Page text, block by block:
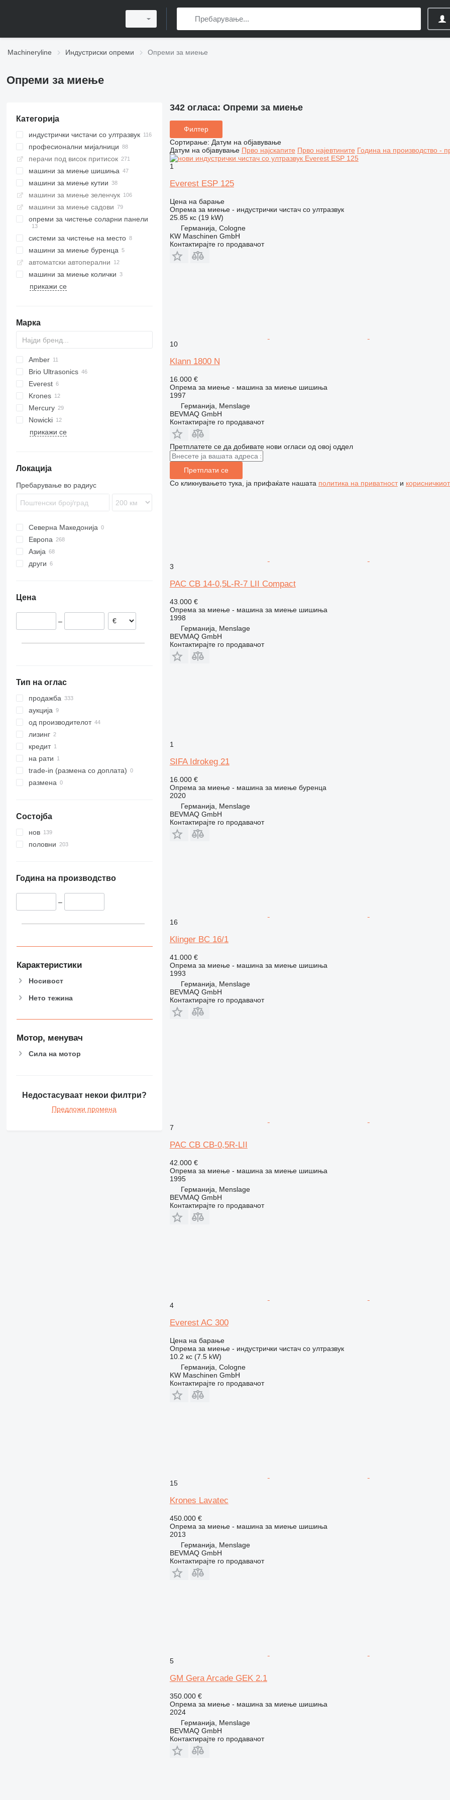
Machineryline Индустриски опреми Опреми за миење
Опреми за миење
Категорија
индустрички чистачи со ултразвук
професионални мијалници
перачи под висок притисок
машини за миење шишиња
машини за миење кутии
машини за миење зеленчук
машини за миење садови
опреми за чистење соларни панели
системи за чистење на место
машини за миење буренца
автоматски автоперални
машини за миење колички
прикажи се
Марка
Amber
Brio Ultrasonics
Everest
Krones
Mercury
Nowicki
прикажи се
Локација
Пребарување во радиус
Северна Македонија
Европа
Германија
Обединето Кралство
Словачка
Азија
други
Цена
–
Тип на оглас
продажба
аукција
од производителот
лизинг
кредит
на рати
trade-in (размена со доплата)
размена
Состојба
нов
половни
Година на производство
–
Карактеристики
Носивост
Нето тежина
Мотор, менувач
Сила на мотор
Недостасуваат некои филтри?
Предложи промена
342 огласа: Опреми за миење
Филтер
Сортирање: Датум на објавување
Датум на објавување Прво најскапите Прво најевтините Година на производство -
1
Everest ESP 125
Цена на барање
Опрема за миење - индустрички чистач со ултразвук
25.85 кс (19 kW)
Германија, Cologne
KW Maschinen GmbH
Контактирајте го продавачот
10
Klann 1800 N
16.000 €
Опрема за миење - машина за миење шишиња
1997
Германија, Menslage
BEVMAQ GmbH
Контактирајте го продавачот
Претплатете се да добивате нови огласи од овој оддел
Претплати се
Со кликнувањето тука, ја прифаќате нашата политика на приватности
3
PAC CB 14-0,5L-R-7 LII Compact
43.000 €
Опрема за миење - машина за миење шишиња
1998
Германија, Menslage
BEVMAQ GmbH
Контактирајте го продавачот
1
SIFA Idrokeg 21
16.000 €
Опрема за миење - машина за миење буренца
2020
Германија, Menslage
BEVMAQ GmbH
Контактирајте го продавачот
16
Klinger BC 16/1
41.000 €
Опрема за миење - машина за миење шишиња
1993
Германија, Menslage
BEVMAQ GmbH
Контактирајте го продавачот
7
PAC CB CB-0,5R-LII
42.000 €
Опрема за миење - машина за миење шишиња
1995
Германија, Menslage
BEVMAQ GmbH
Контактирајте го продавачот
4
Everest AC 300
Цена на барање
Опрема за миење - индустрички чистач со ултразвук
10.2 кс (7.5 kW)
Германија, Cologne
KW Maschinen GmbH
Контактирајте го продавачот
15
Krones Lavatec
450.000 €
Опрема за миење - машина за миење шишиња
2013
Германија, Menslage
BEVMAQ GmbH
Контактирајте го продавачот
5
GM Gera Arcade GEK 2.1
350.000 €
Опрема за миење - машина за миење шишиња
2024
Германија, Menslage
BEVMAQ GmbH
Контактирајте го продавачот